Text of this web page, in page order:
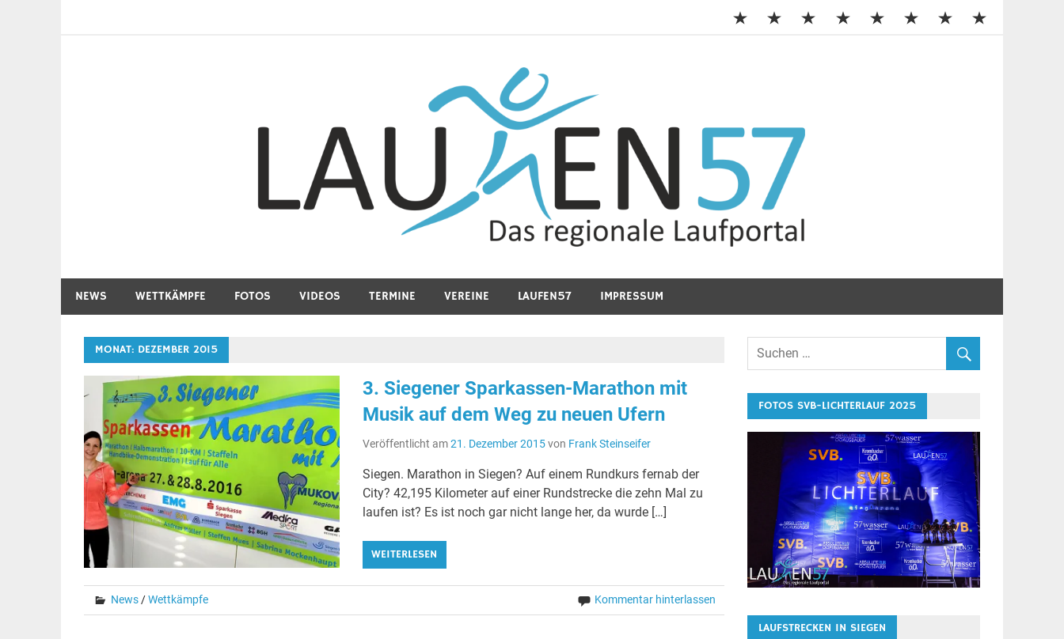
NEWS WETTKÄMPFE FOTOS VIDEOS TERMINE VEREINE LAUFEN57 IMPRESSUM
MONAT: DEZEMBER 2015
3. Siegener Sparkassen-Marathon mit
Musik auf dem Weg zu neuen Ufern
Veröffentlicht am21. Dezember 2015von Frank Steinseifer
Siegen. Marathon in Siegen? Auf einem Rundkurs fernab der
City? 42,195 Kilometer auf einer Rundstrecke die zehn Mal zu
laufen ist? Es ist noch gar nicht lange her, da wurde […]
WEITERLESEN
News/Wettkämpfe Kommentar hinterlassen
FOTOS SVB-LICHTERLAUF 2025
LAUFSTRECKEN IN SIEGEN